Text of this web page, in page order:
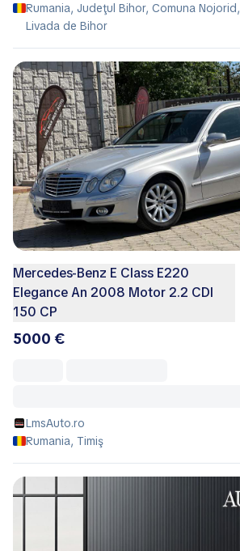
Rumania, Judeţul Bihor, Comuna Nojorid,
Livada de Bihor
Mercedes-Benz E Class E220
Elegance An 2008 Motor 2.2 CDI
150 CP
5000 €
LmsAuto.ro
Rumania, Timiş